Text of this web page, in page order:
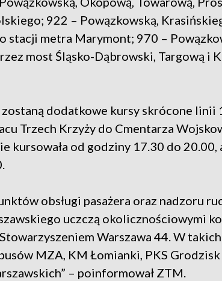
922 – Powązkowską,
stacji metra Marymont; 970 –
most Śląsko-Dąbrowski, Targową i
dodatkowe kursy skrócone linii
Trzech Krzyży do Cmentarza
kursowała od godziny 17.30 do 20.00,
obsługi pasażera oraz nadzoru
uczczą okolicznościowymi
Warszawa 44. W
MZA, KM Łomianki, PKS
– poinformował ZTM.